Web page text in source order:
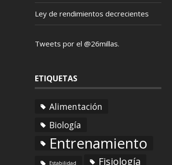
Ley de rendimientos decrecientes
Tweets por el @26millas.
ETIQUETAS
Alimentación
Biología
Entrenamiento
Estabilidad Fisiología